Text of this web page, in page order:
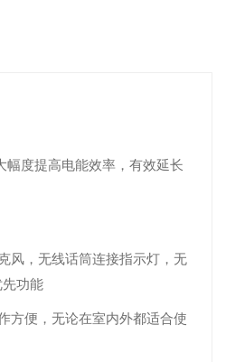
幅度提高电能效率，有效延长
风，无线话筒连接指示灯，无
功能
方便，无论在室内外都适合使